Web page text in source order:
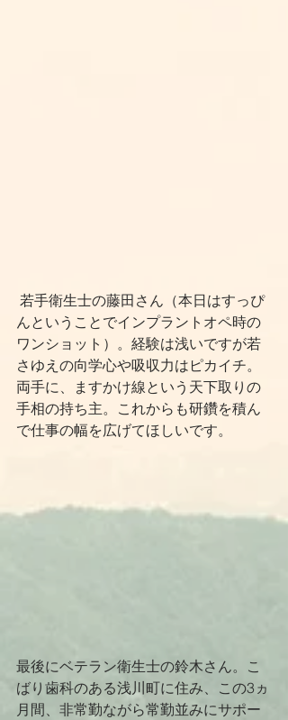
若手衛生士の藤田さん（本日はすっぴ
んということでインプラントオペ時の
ワンショット）。経験は浅いですが若
さゆえの向学心や吸収力はピカイチ。
両手に、ますかけ線という天下取りの
手相の持ち主。これからも研鑽を積ん
で仕事の幅を広げてほしいです。
最後にベテラン衛生士の鈴木さん。こ
ばり歯科のある浅川町に住み、この3ヵ
月間、非常勤ながら常勤並みにサポー